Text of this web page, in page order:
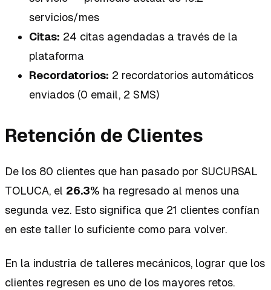
servicios/mes
Citas: 24 citas agendadas a través de la
plataforma
Recordatorios: 2 recordatorios automáticos
enviados (0 email, 2 SMS)
Retención de Clientes
De los 80 clientes que han pasado por SUCURSAL
TOLUCA, el 26.3% ha regresado al menos una
segunda vez. Esto significa que 21 clientes confían
en este taller lo suficiente como para volver.
En la industria de talleres mecánicos, lograr que los
clientes regresen es uno de los mayores retos.